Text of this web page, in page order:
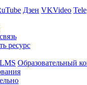
Дзен VKVideo
ресурс
Образовательный